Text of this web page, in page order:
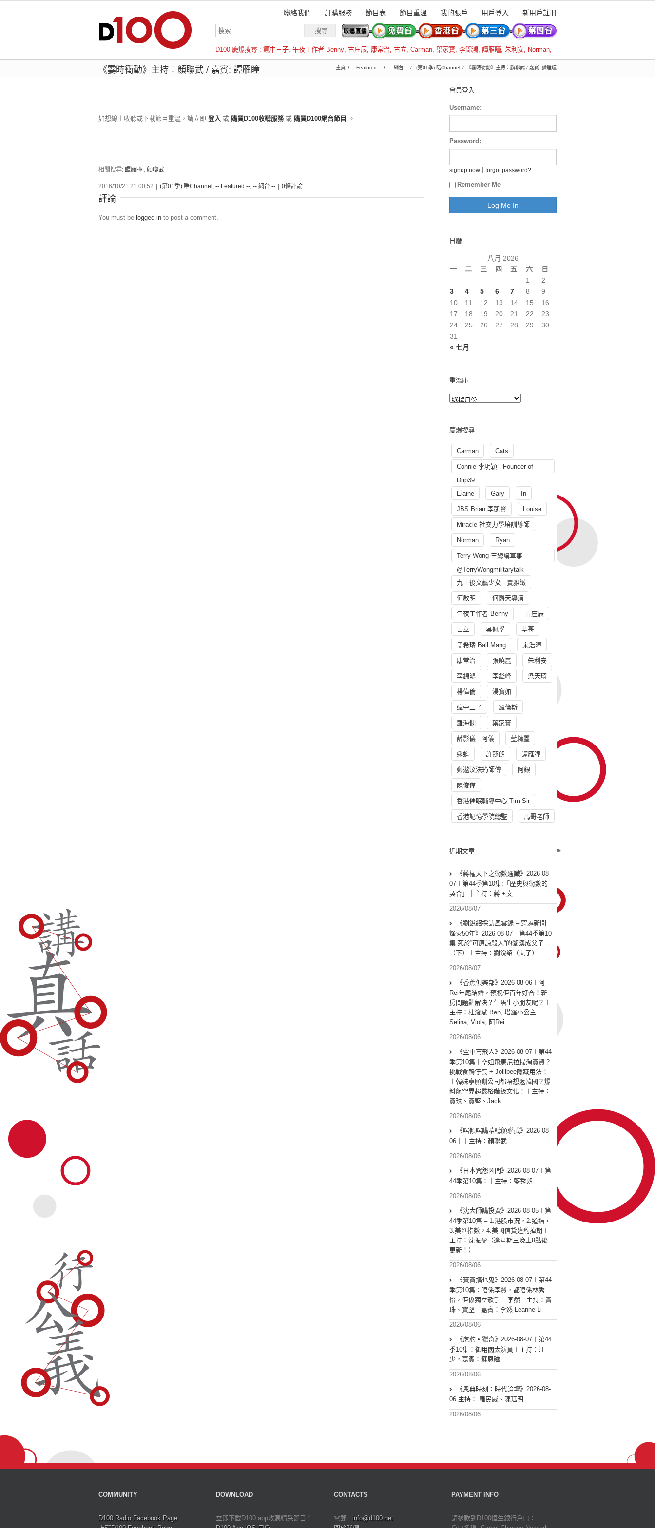
聯絡我們 訂購服務 節目表 節目重溫 我的賬戶 用戶登入 新用戶註冊
D100 慶爆搜尋 : 瘋中三子, 午夜工作者 Benny, 古庄辰, 康常治, 古立, Carman, 葉家寶, 李錦鴻, 譚雁瞳, 朱利安, Norman,
羅倫斯
《霎時衝動》主持：顏聯武 / 嘉賓: 譚雁瞳 主頁 -- Featured -- -- 網台 -- (第01季) 啱Channel 《霎時衝動》主持：顏聯武 / 嘉賓: 譚雁瞳
如想線上收聽或下載節目重溫，請立即 登入 或 購買D100收聽服務 或 購買D100網台節目 。
相關搜尋: 譚雁瞳 , 顏聯武
2016/10/21 21:00:52 (第01季) 啱Channel , -- Featured --, -- 網台 -- 0條評論
評論
You must be logged in to post a comment.
會員登入
Username:
Password:
signup now forgot password?
Remember Me
日曆
八月 2026
一
二 三 四 五 六 日
« 七月
1
2
3
4 5 6 7 8
9
10
11 12 13 14 15
16
17
18 19 20 21 22
23
24
25 26 27 28 29
30
31
重溫庫
慶爆搜尋
Carman Cats
Connie 李玥穎 - Founder of
Drip39
Elaine
Gary In
JBS Brian 李凱賢 Louise
Miracle 社交力學培訓導師
Norman Ryan
Terry Wong 王總講軍事
@TerryWongmilitarytalk
九十後文藝少女 - 賈雅緻
何啟明 何爵天導演
午夜工作者 Benny 古庄辰
古立 吳佩孚 基哥
孟希璘 Ball Mang 宋浩暉
康常治 張曉嵐 朱利安
李錦鴻 李鑑峰 梁天琦
楊偉倫 湯寳如
瘋中三子 羅倫斯
羅海憫 葉家寶
薛影儀 - 阿儀 藍精靈
蝌蚪 許莎朗 譚雁瞳
鄭遨汶法筠師傅 阿銀
陳俊偉
香港催眠輔導中心 Tim Sir
香港記憶學院總監 馬哥老師
近期文章
《蔣權天下之術數通識》2026-08-
07︱第44季第10集:「歴史與術數的
契合」｜主持：蔣匡文
2026/08/07
《劉銳紹採訪風雲錄 – 穿越新聞
烽火50年》2026-08-07︱第44季第10
集 死於”可原諒殺人“的黎漢成父子
（下）︱主持：劉銳紹（夫子）
2026/08/07
《香蕉俱樂部》2026-08-06︱阿
Rei年尾結婚，預祝佢百年好合！新
房問題點解決？生唔生小朋友呢？︱
主持：杜浚斌 Ben, 塔羅小公主
Selina, Viola, 阿Rei
2026/08/06
《空中再飛人》2026-08-07︱第44
季第10集｜空姐飛馬尼拉掃淘寶貨？
挑戰食鴨仔蛋 + Jollibee隱藏用法！
︱韓妹寧願瞓公司都唔想返韓國？爆
料航空界超嚴格階級文化！︱主持：
寶珠、寶堅、Jack
2026/08/06
《啱傾啱講啱聽顏聯武》2026-08-
06︱︱主持：顏聯武
2026/08/06
《日本咒怨凶間》2026-08-07︱第
44季第10集：︱主持：藍秀朗
2026/08/06
《沈大師講投資》2026-08-05︱第
44季第10集 – 1.港股市況，2.道指，
3.美匯指數，4.美國信貸違約掉期︱
主持：沈振盈（逢星期三晚上9點後
更新！）
2026/08/06
《寶寶搞乜鬼》2026-08-07︱第44
季第10集︰唔係李賢，都唔係林秀
怡，佢係獨立歌手 – 李然︱主持：寶
珠、寶堅 嘉賓：李然 Leanne Li
2026/08/06
《虎豹 • 獵奇》2026-08-07︱第44
季10集：御用闊太演員︱主持：江
少，嘉賓：蘇恩磁
2026/08/06
《恩典時刻：時代論壇》2026-08-
06 主持： 羅民威、陳珏明
2026/08/06
COMMUNITY
D100 Radio Facebook Page
DOWNLOAD
立即下載D100 app收聽精采節目！
CONTACTS
電郵 : info@d100.net
PAYMENT INFO
請捐款到D100恒生銀行戶口：